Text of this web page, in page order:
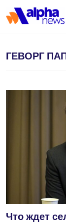
ГЕВОРГ
Что ждет